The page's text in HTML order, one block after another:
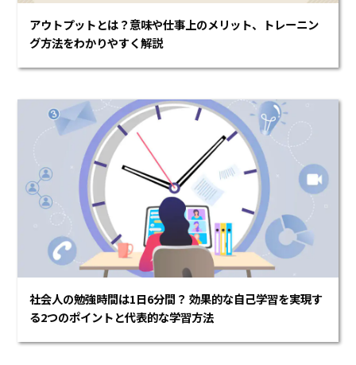
アウトプットとは？意味や仕事上のメリット、トレーニン
グ方法をわかりやすく解説
社会人の勉強時間は1日6分間？ 効果的な自己学習を実現す
る2つのポイントと代表的な学習方法